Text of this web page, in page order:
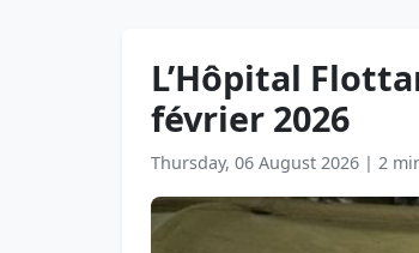
L’Hôpital
février 2026
Thursday, 06 August 2026 | 2